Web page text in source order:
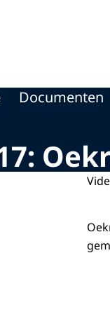
Documenten